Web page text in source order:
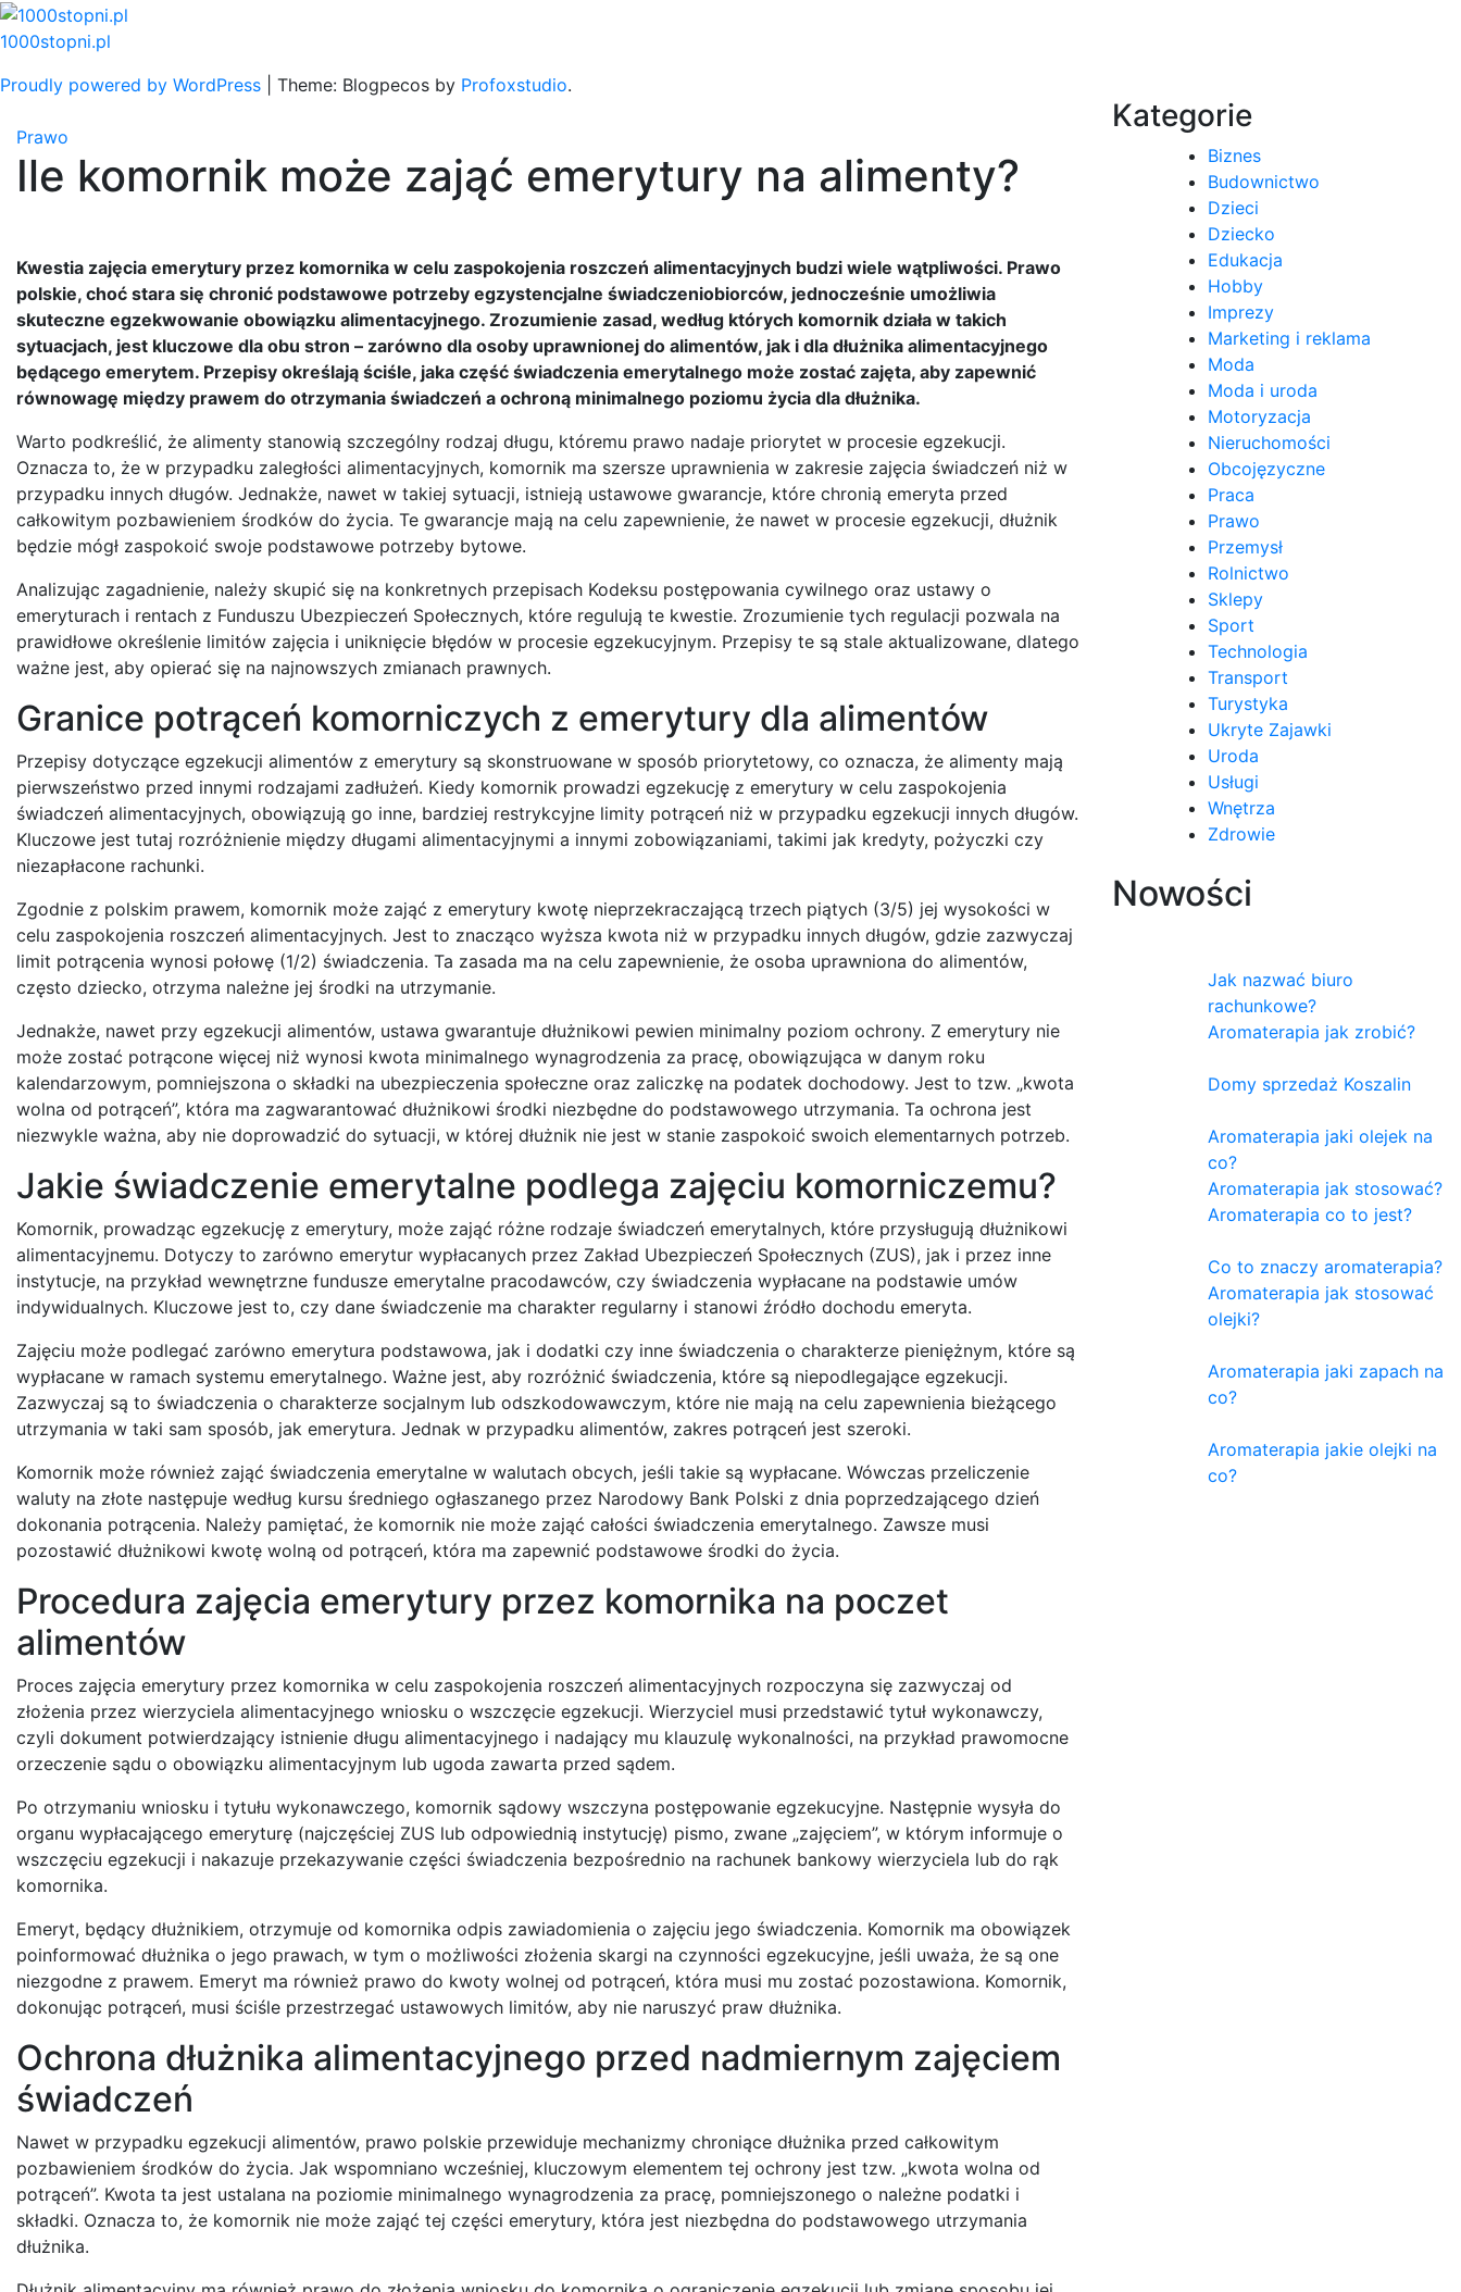
Skip
to
1000stopni.pl
Proudly powered by WordPress
Theme: Blogpecos by Profoxstudio.
Prawo
Ile komornik może zająć emerytury na alimenty?
Kwestia zajęcia emerytury przez komornika w celu zaspokojenia roszczeń alimentacyjnych budzi wiele wątpliwości. Prawo
polskie, choć stara się chronić podstawowe potrzeby egzystencjalne świadczeniobiorców, jednocześnie umożliwia
skuteczne egzekwowanie obowiązku alimentacyjnego. Zrozumienie zasad, według których komornik działa w takich
sytuacjach, jest kluczowe dla obu stron – zarówno dla osoby uprawnionej do alimentów, jak i dla dłużnika alimentacyjnego
będącego emerytem. Przepisy określają ściśle, jaka część świadczenia emerytalnego może zostać zajęta, aby zapewnić
równowagę między prawem do otrzymania świadczeń a ochroną minimalnego poziomu życia dla dłużnika.
Warto podkreślić, że alimenty stanowią szczególny rodzaj długu, któremu prawo nadaje priorytet w procesie egzekucji.
Oznacza to, że w przypadku zaległości alimentacyjnych, komornik ma szersze uprawnienia w zakresie zajęcia świadczeń niż w
przypadku innych długów. Jednakże, nawet w takiej sytuacji, istnieją ustawowe gwarancje, które chronią emeryta przed
całkowitym pozbawieniem środków do życia. Te gwarancje mają na celu zapewnienie, że nawet w procesie egzekucji, dłużnik
będzie mógł zaspokoić swoje podstawowe potrzeby bytowe.
Analizując zagadnienie, należy skupić się na konkretnych przepisach Kodeksu postępowania cywilnego oraz ustawy o
emeryturach i rentach z Funduszu Ubezpieczeń Społecznych, które regulują te kwestie. Zrozumienie tych regulacji pozwala na
prawidłowe określenie limitów zajęcia i uniknięcie błędów w procesie egzekucyjnym. Przepisy te są stale aktualizowane, dlatego
ważne jest, aby opierać się na najnowszych zmianach prawnych.
Granice potrąceń komorniczych z emerytury dla alimentów
Przepisy dotyczące egzekucji alimentów z emerytury są skonstruowane w sposób priorytetowy, co oznacza, że alimenty mają
pierwszeństwo przed innymi rodzajami zadłużeń. Kiedy komornik prowadzi egzekucję z emerytury w celu zaspokojenia
świadczeń alimentacyjnych, obowiązują go inne, bardziej restrykcyjne limity potrąceń niż w przypadku egzekucji innych długów.
Kluczowe jest tutaj rozróżnienie między długami alimentacyjnymi a innymi zobowiązaniami, takimi jak kredyty, pożyczki czy
niezapłacone rachunki.
Zgodnie z polskim prawem, komornik może zająć z emerytury kwotę nieprzekraczającą trzech piątych (3/5) jej wysokości w
celu zaspokojenia roszczeń alimentacyjnych. Jest to znacząco wyższa kwota niż w przypadku innych długów, gdzie zazwyczaj
limit potrącenia wynosi połowę (1/2) świadczenia. Ta zasada ma na celu zapewnienie, że osoba uprawniona do alimentów,
często dziecko, otrzyma należne jej środki na utrzymanie.
Jednakże, nawet przy egzekucji alimentów, ustawa gwarantuje dłużnikowi pewien minimalny poziom ochrony. Z emerytury nie
może zostać potrącone więcej niż wynosi kwota minimalnego wynagrodzenia za pracę, obowiązująca w danym roku
kalendarzowym, pomniejszona o składki na ubezpieczenia społeczne oraz zaliczkę na podatek dochodowy. Jest to tzw. „kwota
wolna od potrąceń”, która ma zagwarantować dłużnikowi środki niezbędne do podstawowego utrzymania. Ta ochrona jest
niezwykle ważna, aby nie doprowadzić do sytuacji, w której dłużnik nie jest w stanie zaspokoić swoich elementarnych potrzeb.
Jakie świadczenie emerytalne podlega zajęciu komorniczemu?
Komornik, prowadząc egzekucję z emerytury, może zająć różne rodzaje świadczeń emerytalnych, które przysługują dłużnikowi
alimentacyjnemu. Dotyczy to zarówno emerytur wypłacanych przez Zakład Ubezpieczeń Społecznych (ZUS), jak i przez inne
instytucje, na przykład wewnętrzne fundusze emerytalne pracodawców, czy świadczenia wypłacane na podstawie umów
indywidualnych. Kluczowe jest to, czy dane świadczenie ma charakter regularny i stanowi źródło dochodu emeryta.
Zajęciu może podlegać zarówno emerytura podstawowa, jak i dodatki czy inne świadczenia o charakterze pieniężnym, które są
wypłacane w ramach systemu emerytalnego. Ważne jest, aby rozróżnić świadczenia, które są niepodlegające egzekucji.
Zazwyczaj są to świadczenia o charakterze socjalnym lub odszkodowawczym, które nie mają na celu zapewnienia bieżącego
utrzymania w taki sam sposób, jak emerytura. Jednak w przypadku alimentów, zakres potrąceń jest szeroki.
Komornik może również zająć świadczenia emerytalne w walutach obcych, jeśli takie są wypłacane. Wówczas przeliczenie
waluty na złote następuje według kursu średniego ogłaszanego przez Narodowy Bank Polski z dnia poprzedzającego dzień
dokonania potrącenia. Należy pamiętać, że komornik nie może zająć całości świadczenia emerytalnego. Zawsze musi
pozostawić dłużnikowi kwotę wolną od potrąceń, która ma zapewnić podstawowe środki do życia.
Procedura zajęcia emerytury przez komornika na poczet
alimentów
Proces zajęcia emerytury przez komornika w celu zaspokojenia roszczeń alimentacyjnych rozpoczyna się zazwyczaj od
złożenia przez wierzyciela alimentacyjnego wniosku o wszczęcie egzekucji. Wierzyciel musi przedstawić tytuł wykonawczy,
czyli dokument potwierdzający istnienie długu alimentacyjnego i nadający mu klauzulę wykonalności, na przykład prawomocne
orzeczenie sądu o obowiązku alimentacyjnym lub ugoda zawarta przed sądem.
Po otrzymaniu wniosku i tytułu wykonawczego, komornik sądowy wszczyna postępowanie egzekucyjne. Następnie wysyła do
organu wypłacającego emeryturę (najczęściej ZUS lub odpowiednią instytucję) pismo, zwane „zajęciem”, w którym informuje o
wszczęciu egzekucji i nakazuje przekazywanie części świadczenia bezpośrednio na rachunek bankowy wierzyciela lub do rąk
komornika.
Emeryt, będący dłużnikiem, otrzymuje od komornika odpis zawiadomienia o zajęciu jego świadczenia. Komornik ma obowiązek
poinformować dłużnika o jego prawach, w tym o możliwości złożenia skargi na czynności egzekucyjne, jeśli uważa, że są one
niezgodne z prawem. Emeryt ma również prawo do kwoty wolnej od potrąceń, która musi mu zostać pozostawiona. Komornik,
dokonując potrąceń, musi ściśle przestrzegać ustawowych limitów, aby nie naruszyć praw dłużnika.
Ochrona dłużnika alimentacyjnego przed nadmiernym zajęciem
świadczeń
Nawet w przypadku egzekucji alimentów, prawo polskie przewiduje mechanizmy chroniące dłużnika przed całkowitym
pozbawieniem środków do życia. Jak wspomniano wcześniej, kluczowym elementem tej ochrony jest tzw. „kwota wolna od
potrąceń”. Kwota ta jest ustalana na poziomie minimalnego wynagrodzenia za pracę, pomniejszonego o należne podatki i
składki. Oznacza to, że komornik nie może zająć tej części emerytury, która jest niezbędna do podstawowego utrzymania
dłużnika.
Kategorie
Biznes
Budownictwo
Dzieci
Dziecko
Edukacja
Hobby
Imprezy
Marketing i reklama
Moda
Moda i uroda
Motoryzacja
Nieruchomości
Obcojęzyczne
Praca
Prawo
Przemysł
Rolnictwo
Sklepy
Sport
Technologia
Transport
Turystyka
Ukryte Zajawki
Uroda
Usługi
Wnętrza
Zdrowie
Nowości
Jak nazwać biuro
rachunkowe?
Aromaterapia jak zrobić?
Domy sprzedaż Koszalin
Aromaterapia jaki olejek na
co?
Aromaterapia jak stosować?
Aromaterapia co to jest?
Co to znaczy aromaterapia?
Aromaterapia jak stosować
olejki?
Aromaterapia jaki zapach na
co?
Aromaterapia jakie olejki na
co?